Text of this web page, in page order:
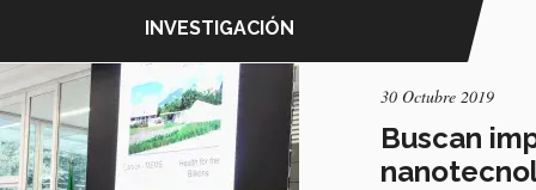
INVESTIGACIÓN
30 Octubre 2019
Buscan